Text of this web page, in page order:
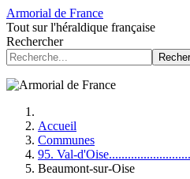
Armorial de France
Tout sur l'héraldique française
Rechercher
Accueil
Communes
95. Val-
Beaumont-sur-Oise